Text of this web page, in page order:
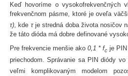
Keď hovoríme o vysokofrekvenčných
frekvenčnom pásme, ktoré je oveľa
τ), kde τ je stredná doba života nosičov
že táto dióda má dobre definované
Pre frekvencie menšie ako 0,1 * fc je
priechodom. Správanie sa PIN diódy vo
veľmi komplikovaným modelom